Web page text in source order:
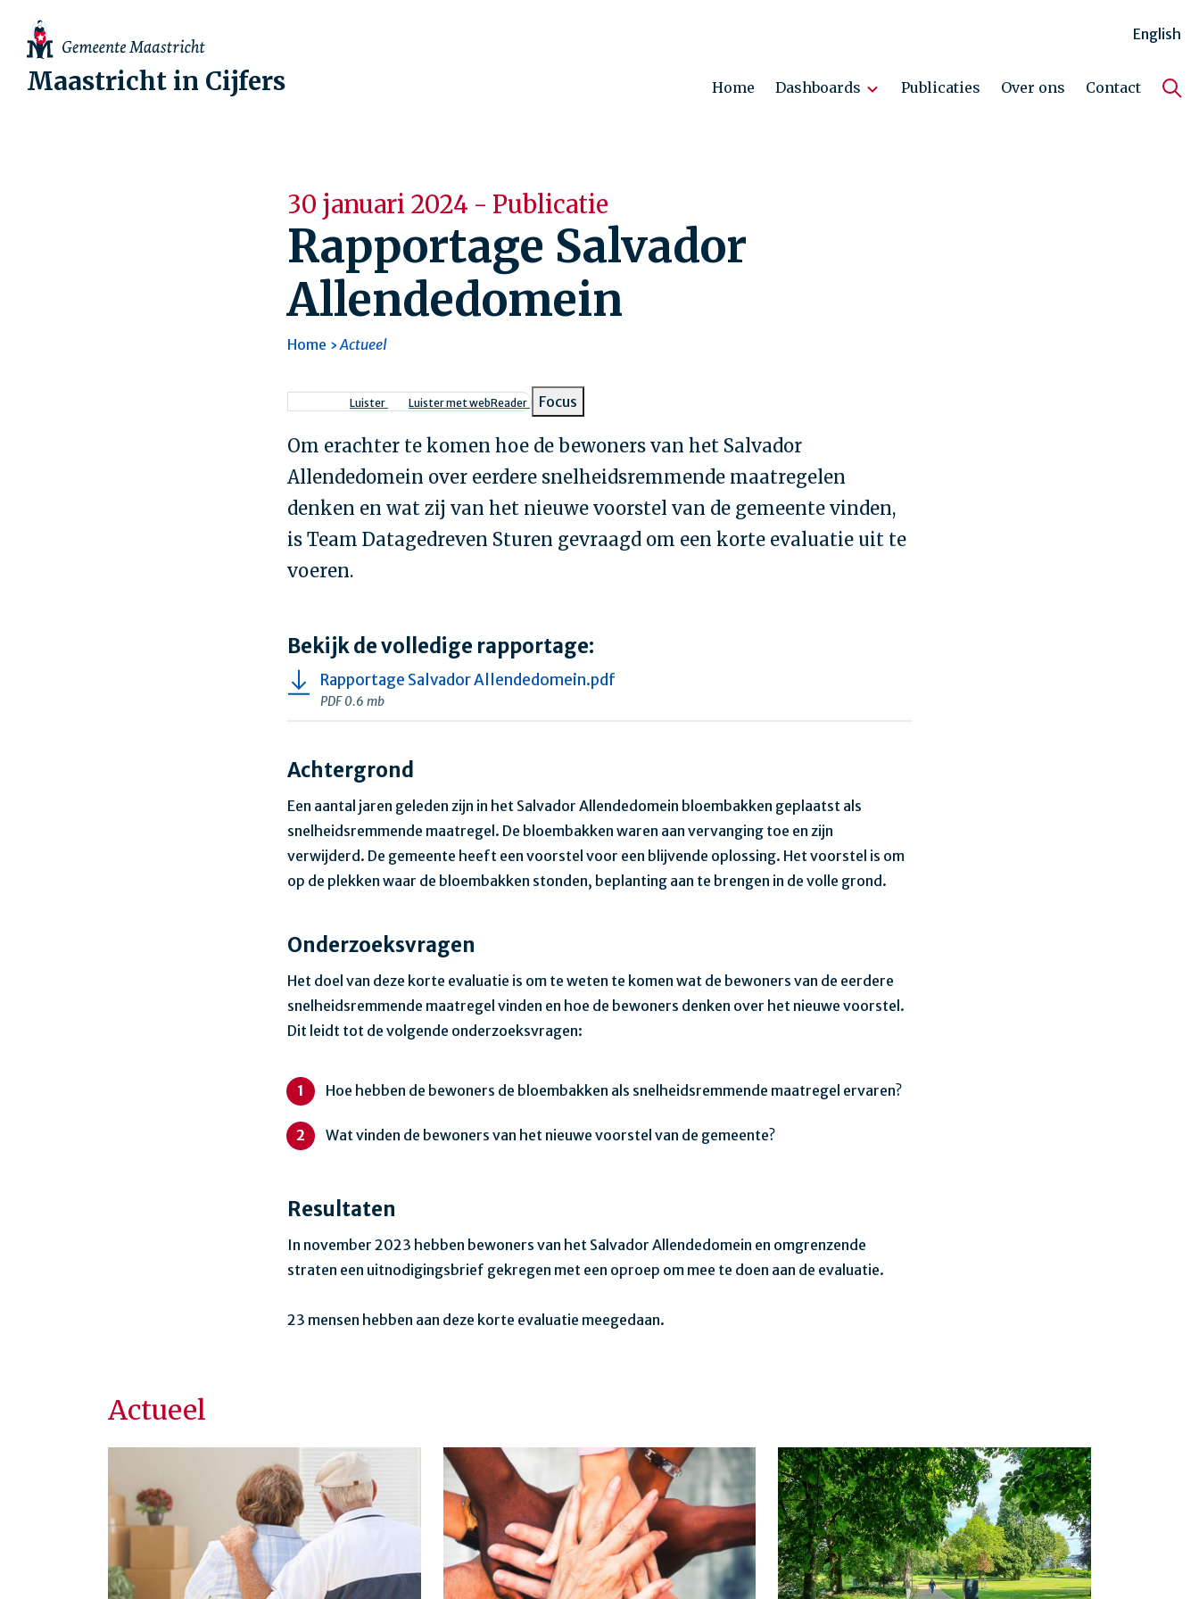
Maastricht in Cijfers
English
Home Dashboards Publicaties Over ons Contact
30 januari 2024 - Publicatie
Rapportage Salvador
Allendedomein
Kruimelpad
Home Actueel
Luister Luister met webReader Focus
Om erachter te komen hoe de bewoners van het Salvador
Allendedomein over eerdere snelheidsremmende maatregelen
denken en wat zij van het nieuwe voorstel van de gemeente vinden,
is Team Datagedreven Sturen gevraagd om een korte evaluatie uit te
voeren.
Bekijk de volledige rapportage:
Rapportage Salvador Allendedomein.pdf
PDF 0.6 mb
Achtergrond
Een aantal jaren geleden zijn in het Salvador Allendedomein bloembakken geplaatst als
snelheidsremmende maatregel. De bloembakken waren aan vervanging toe en zijn
verwijderd. De gemeente heeft een voorstel voor een blijvende oplossing. Het voorstel is om
op de plekken waar de bloembakken stonden, beplanting aan te brengen in de volle grond.
Onderzoeksvragen
Het doel van deze korte evaluatie is om te weten te komen wat de bewoners van de eerdere
snelheidsremmende maatregel vinden en hoe de bewoners denken over het nieuwe voorstel.
Dit leidt tot de volgende onderzoeksvragen:
Hoe hebben de bewoners de bloembakken als snelheidsremmende maatregel ervaren?
Wat vinden de bewoners van het nieuwe voorstel van de gemeente?
Resultaten
In november 2023 hebben bewoners van het Salvador Allendedomein en omgrenzende
straten een uitnodigingsbrief gekregen met een oproep om mee te doen aan de evaluatie.
23 mensen hebben aan deze korte evaluatie meegedaan.
Actueel